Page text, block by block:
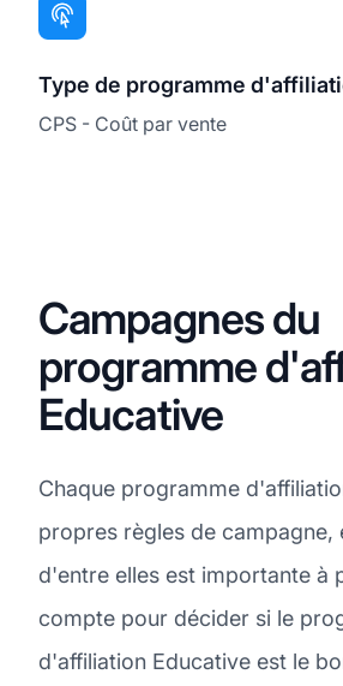
Type de programme
CPS - Coût par vente
Campagnes du
programme
Educative
Chaque programme
propres règles de campagne,
d'entre elles est importante à
compte pour décider si le
d'affiliation Educative est le